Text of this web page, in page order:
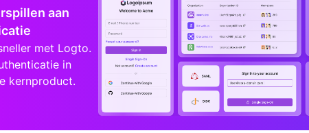
aan
met Logto.
in
kernproduct.